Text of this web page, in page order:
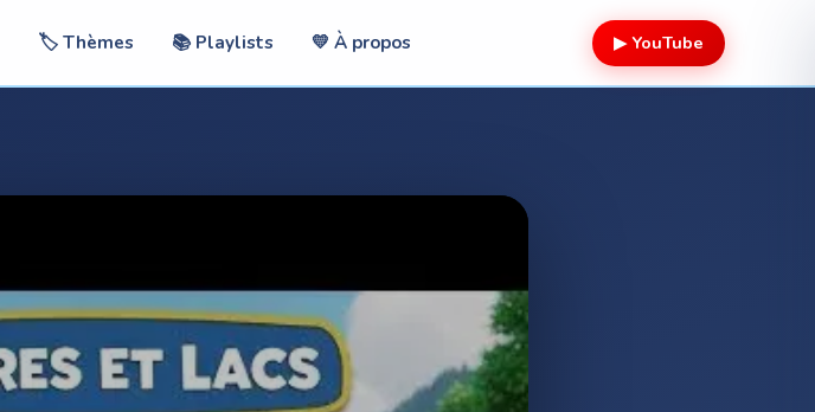
🏷️ Thèmes 📚 Playlists 💛 À propos ▶ YouTube